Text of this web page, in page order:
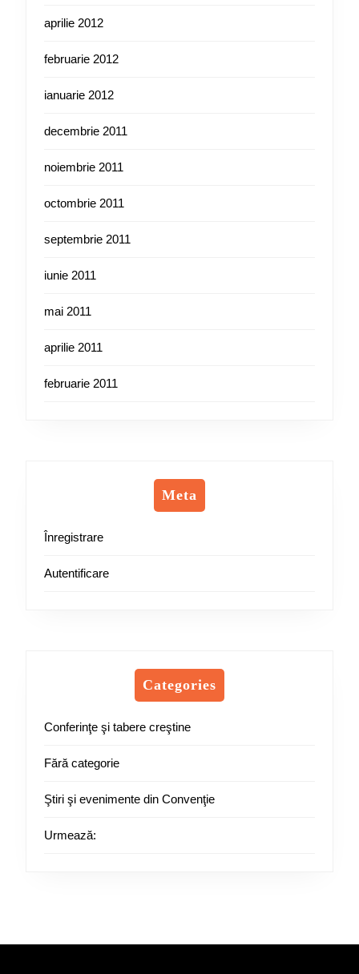
aprilie 2012
februarie 2012
ianuarie 2012
decembrie 2011
noiembrie 2011
octombrie 2011
septembrie 2011
iunie 2011
mai 2011
aprilie 2011
februarie 2011
Meta
Înregistrare
Autentificare
Categories
Conferinţe şi tabere creştine
Fără categorie
Ştiri şi evenimente din Convenţie
Urmează: